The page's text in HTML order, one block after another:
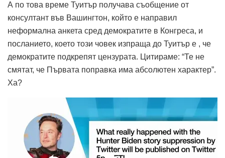
А по това време Туитър получава съобщение от
консултант във Вашингтон, който е направил
неформална анкета сред демократите в Конгреса, и
посланието, което този човек изпраща до Туитър е , че
демократите подкрепят цензурата. Цитираме: “Те не
смятат, че Първата поправка има абсолютен характер”.
Ха?